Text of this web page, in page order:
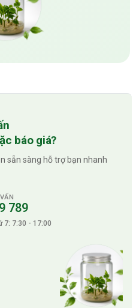
báo giá?
sẵn sàng hỗ trợ bạn nhanh
789
7: 7:30 - 17:00